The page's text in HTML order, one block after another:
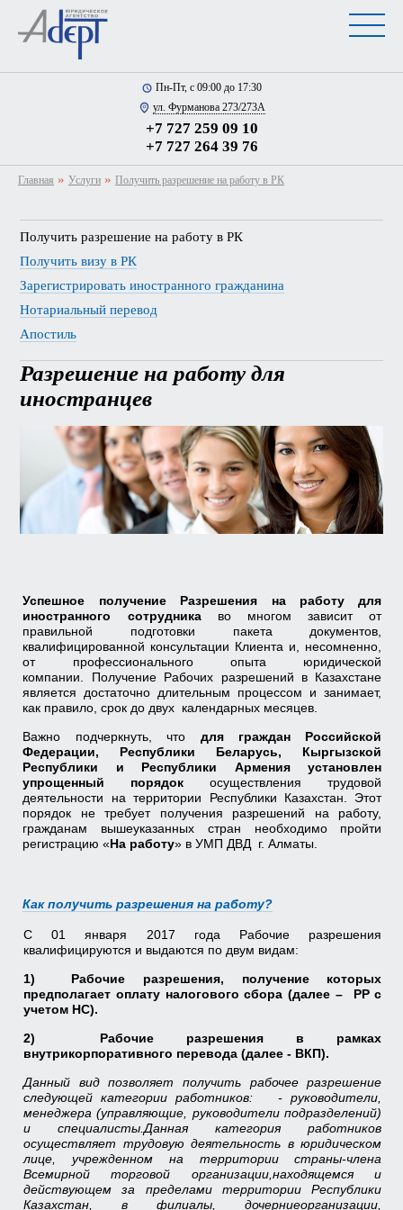
Пн-Пт, с 09:00 до 17:30
ул. Фурманова 273/273А
+7 727 259 09 10
+7 727 264 39 76
Главная » Услуги » Получить разрешение на работу в РК
Получить разрешение на работу в РК
Получить визу в РК
Зарегистрировать иностранного гражданина
Нотариальный перевод
Апостиль
Разрешение на работу для
иностранцев
Успешное получение Разрешения на работу для
иностранного сотрудника во многом зависит от
правильной подготовки пакета документов,
квалифицированной консультации Клиента и, несомненно,
от профессионального опыта юридической
компании. Получение Рабочих разрешений в Казахстане
является достаточно длительным процессом и занимает,
как правило, срок до двух календарных месяцев.
Важно подчеркнуть, что для граждан Российской
Федерации, Республики Беларусь, Кыргызской
Республики и Республики Армения установлен
упрощенный порядок осуществления трудовой
деятельности на территории Республики Казахстан. Этот
порядок не требует получения разрешений на работу,
гражданам вышеуказанных стран необходимопройти
регистрацию «На работу» в УМП ДВД г. Алматы.
Как получить разрешения на работу?
С 01 января 2017 года Рабочие разрешения
квалифицируются и выдаются по двум видам:
1) Рабочие разрешения, получение которых
предполагает оплату налогового сбора (далее – РР с
учетом НС).
2) Рабочие разрешения в рамках
внутрикорпоративного перевода (далее - ВКП).
Данный вид позволяет получить рабочее разрешение
следующей категории работников: - руководители,
менеджера (управляющие, руководители подразделений)
и специалисты.Данная категория работников
осуществляет трудовую деятельность вюридическом
лице, учрежденном на территории страны-члена
Всемирной торговой организации, находящемся и
действующем за пределами территории Республики
Казахстан, в филиалы, дочерниеорганизации,